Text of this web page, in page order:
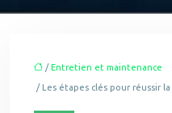
/Entretien et maintenance
/ Les étapes clés pour réussir